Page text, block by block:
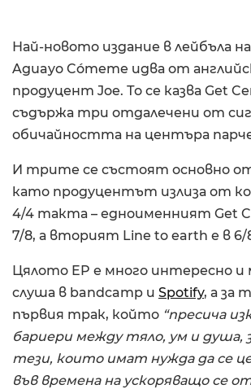
Най-новото издание в лейбъла
Aguayo Cómeme идва от
продуцент Joe. То се казва Get
съдържа три отдалечени от
обичайността на центъра
И трите се състоят основно
като продуцентът излиза от
4/4 такта – едноименният Get
7/8, а вторият Line to earth е в 6/
Цялотo EP е много интересно и
слуша в bandcamp и Spotify, а за
първия трак, който “пресича
бариери между тяло, ум и душа,
тези, които имат нужда да се
във времена на ускоряващо се